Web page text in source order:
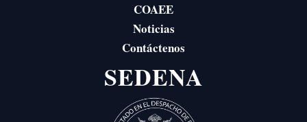
COAEE
Noticias
Contáctenos
SEDENA